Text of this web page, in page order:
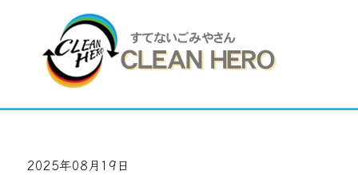
2025年08月19日